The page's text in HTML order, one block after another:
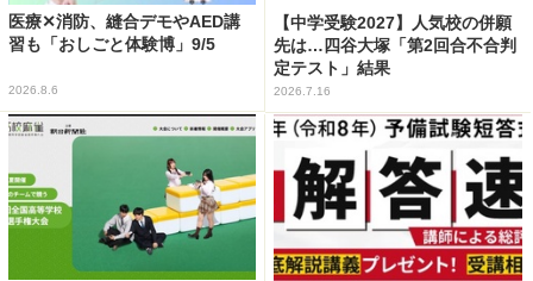
医療✕消防、縫合デモやAED講
習も「おしごと体験博」9/5
2026.8.6
【中学受験2027】人気校の併願
先は…四谷大塚「第2回合不合判
定テスト」結果
2026.7.16